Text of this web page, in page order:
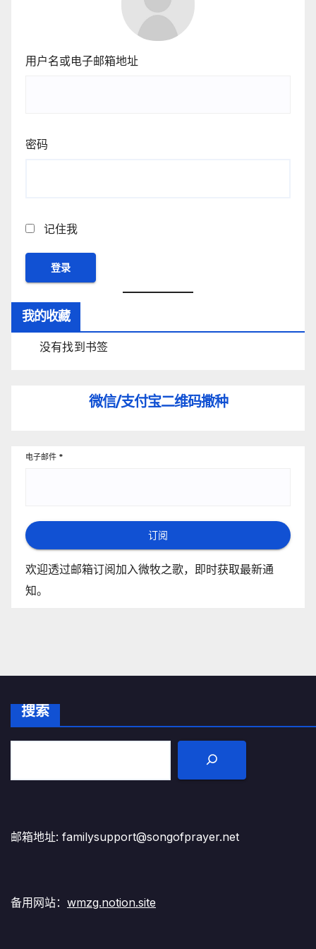
用户名或电子邮箱地址
密码
记住我
我的收藏
没有找到书签
微信/支付宝二维码撒种
电子邮件 *
订阅
欢迎透过邮箱订阅加入微牧之歌，即时获取最新通
知。
搜索
邮箱地址: familysupport@songofprayer.net
备用网站： wmzg.notion.site